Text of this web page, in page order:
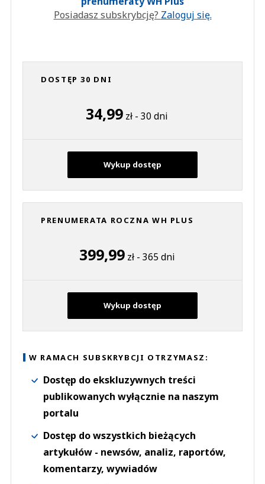
Posiadasz subskrybcję? Zaloguj się.
DOSTĘP 30 DNI
34,99 zł - 30 dni
Wykup dostęp
PRENUMERATA ROCZNA WH PLUS
399,99zł - 365 dni
Wykup dostęp
W RAMACH SUBSKRYBCJI OTRZYMASZ:
Dostęp do ekskluzywnych treści
publikowanych wyłącznie na naszym
portalu
Dostęp do wszystkich bieżących
artykułów - newsów, analiz, raportów,
komentarzy, wywiadów